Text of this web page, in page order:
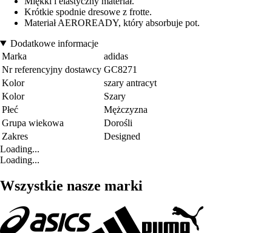
Krótkie spodnie dresowe z frotte.
Materiał AEROREADY, który absorbuje pot.
Dodatkowe informacje
Marka
adidas
Nr referencyjny dostawcy GC8271
Kolor
szary antracyt
Kolor
Szary
Płeć
Mężczyzna
Grupa wiekowa
Dorośli
Zakres
Designed
Loading...
Loading...
Wszystkie nasze marki